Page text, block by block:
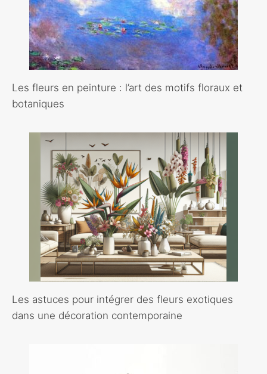
Les fleurs en peinture : l’art des motifs floraux et
botaniques
Les astuces pour intégrer des fleurs exotiques
dans une décoration contemporaine